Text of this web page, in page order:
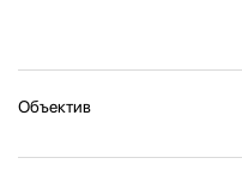
Объектив